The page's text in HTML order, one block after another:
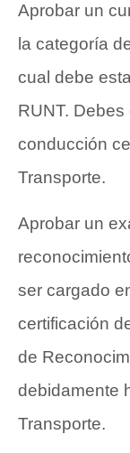
Aprobar un
la categoría
cual debe
RUNT.
conducción
Transporte.
Aprobar un
ser cargado
certificación
de
debidamente
Transporte.